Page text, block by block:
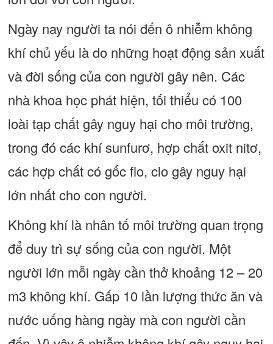
Ngày nay người ta nói đến ô nhiễm không
khí chủ yếu là do những hoạt động sản xuất
và đời sống của con người gây nên. Các
nhà khoa học phát hiện, tối thiểu có 100
loài tạp chất gây nguy hại cho môi trường,
trong đó các khí sunfurơ, hợp chất oxit nitơ,
các hợp chất có gốc flo, clo gây nguy hại
lớn nhất cho con người.
Không khí là nhân tố môi trường quan trọng
để duy trì sự sống của con người. Một
người lớn mỗi ngày cần thở khoảng 12 – 20
m3 không khí. Gấp 10 lần lượng thức ăn và
nước uống hàng ngày mà con người cần